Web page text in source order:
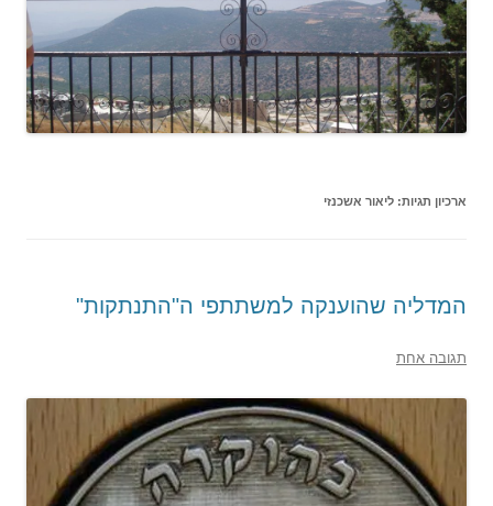
ארכיון תגיות: ליאור אשכנזי
המדליה שהוענקה למשתתפי ה"התנתקות"
תגובה אחת